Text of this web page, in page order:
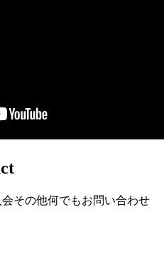
会その他何でもお問い合わせ